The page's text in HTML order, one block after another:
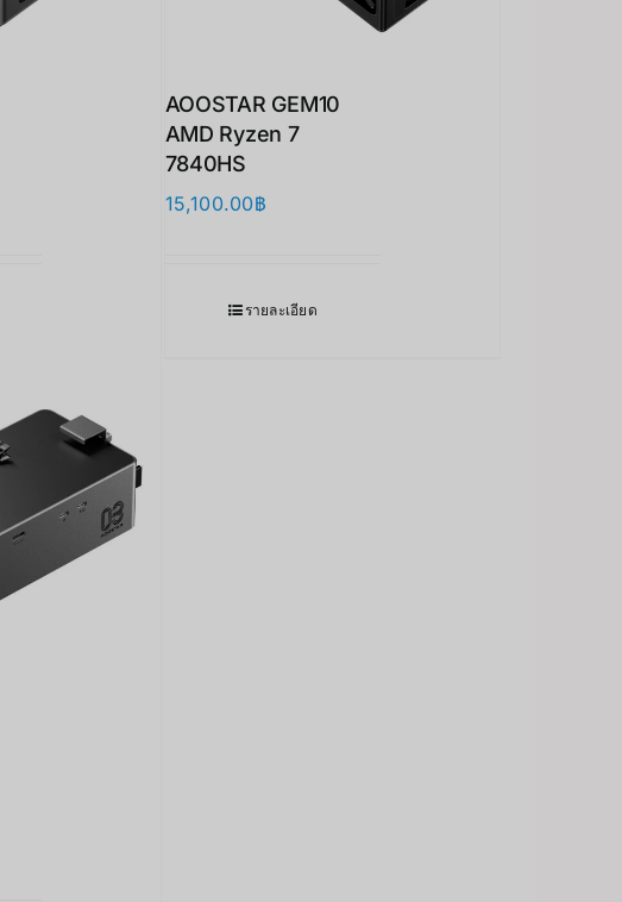
AOOSTAR GEM10
AMD Ryzen 7
7840HS
15,100.00฿
รายละเอียด